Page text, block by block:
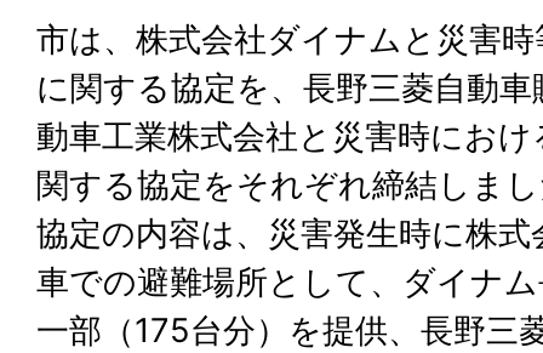
市は、株式会社ダイナムと災害
に関する協定を、長野三菱自動
動車工業株式会社と災害時にお
関する協定をそれぞれ締結しま
協定の内容は、災害発生時に株
車での避難場所として、ダイナ
一部（175台分）を提供、長野三